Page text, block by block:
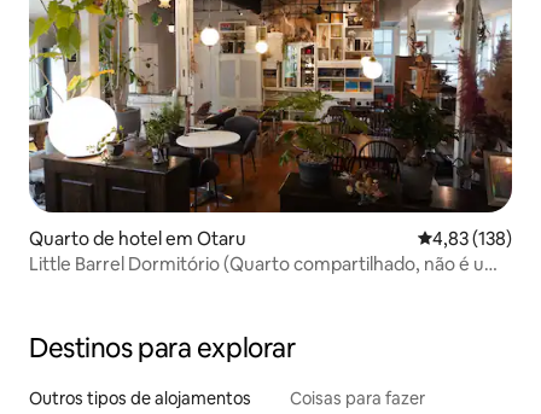
Quarto de hotel em Otaru Classificação
4,83 (138)
Little Barrel Dormitório (Quarto compartilhado, não é um
Destinos para explorar
Outros tipos de alojamentos Coisas para fazer